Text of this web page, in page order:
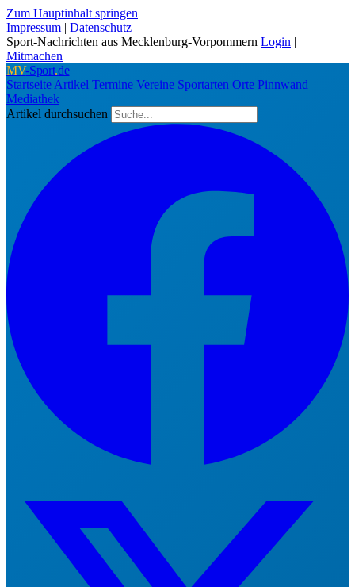
Zum Hauptinhalt springen
Impressum | Datenschutz
Sport-Nachrichten aus Mecklenburg-Vorpommern Login |
Mitmachen
MV-Sport.de
Startseite Artikel Termine Vereine Sportarten Orte Pinnwand
Mediathek
Artikel durchsuchen